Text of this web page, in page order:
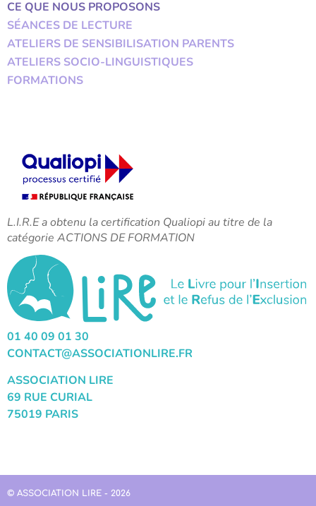
CE QUE NOUS PROPOSONS
SÉANCES DE LECTURE
ATELIERS DE SENSIBILISATION PARENTS
ATELIERS SOCIO-LINGUISTIQUES
FORMATIONS
L.I.R.E a obtenu la certification Qualiopi au titre de la
catégorie ACTIONS DE FORMATION
01 40 09 01 30
CONTACT@ASSOCIATIONLIRE.FR
ASSOCIATION LIRE
69 RUE CURIAL
75019 PARIS
© ASSOCIATION LIRE - 2026